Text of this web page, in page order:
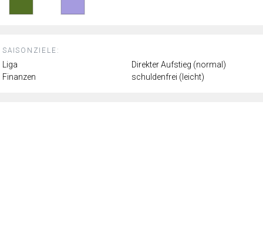
SAISONZIELE:
Liga
Direkter Aufstieg (normal)
Finanzen
schuldenfrei (leicht)